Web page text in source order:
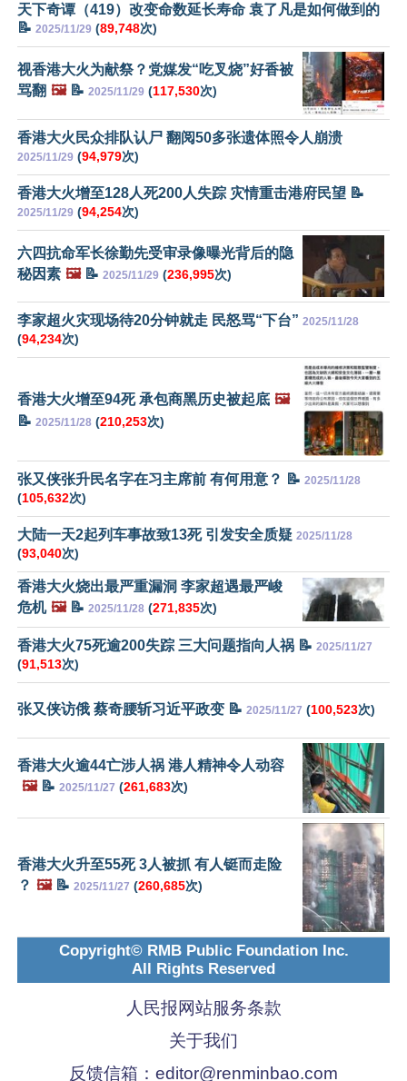
天下奇谭（419）改变命数延长寿命 袁了凡是如何做到的
📝 2025/11/29 (89,748次)
视香港大火为献祭？党媒发“吃叉烧”好香被
骂翻 🖼️📝 2025/11/29 (117,530次)
香港大火民众排队认尸 翻阅50多张遗体照令人崩溃
2025/11/29 (94,979次)
香港大火增至128人死200人失踪 灾情重击港府民望 📝
2025/11/29 (94,254次)
六四抗命军长徐勤先受审录像曝光背后的隐
秘因素 🖼️📝 2025/11/29 (236,995次)
李家超火灾现场待20分钟就走 民怒骂“下台” 2025/11/28
(94,234次)
香港大火增至94死 承包商黑历史被起底 🖼️
📝 2025/11/28 (210,253次)
张又侠张升民名字在习主席前 有何用意？ 📝 2025/11/28
(105,632次)
大陆一天2起列车事故致13死 引发安全质疑 2025/11/28
(93,040次)
香港大火烧出最严重漏洞 李家超遇最严峻
危机 🖼️📝 2025/11/28 (271,835次)
香港大火75死逾200失踪 三大问题指向人祸 📝 2025/11/27
(91,513次)
张又侠访俄 蔡奇腰斩习近平政变 📝 2025/11/27 (100,523次)
香港大火逾44亡涉人祸 港人精神令人动容
🖼️📝 2025/11/27 (261,683次)
香港大火升至55死 3人被抓 有人铤而走险
？ 🖼️📝 2025/11/27 (260,685次)
Copyright© RMB Public Foundation Inc.
All Rights Reserved
人民报网站服务条款
关于我们
反馈信箱： editor@renminbao.com